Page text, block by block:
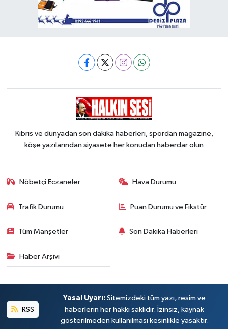
Kıbrıs ve dünyadan son dakika haberleri, spordan magazine,
köşe yazılarından siyasete her konudan haberdar olun
Nöbetçi Eczaneler Hava Durumu
Trafik Durumu Puan Durumu ve Fikstür
Tüm Manşetler Son Dakika Haberleri
Haber Arşivi
RSS
Yasal Uyarı: Sitemizdeki tüm yazı, resim ve
haberlerin her hakkı saklıdır. İzinsiz, kaynak
gösterilmeden kullanılması kesinlikle yasaktır.